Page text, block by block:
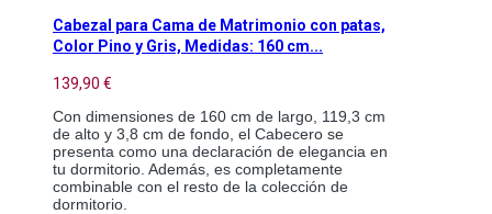
Cabezal para Cama de Matrimonio con patas,
Color Pino y Gris, Medidas: 160 cm...
139,90 €
Con dimensiones de 160 cm de largo, 119,3 cm
de alto y 3,8 cm de fondo, el Cabecero se
presenta como una declaración de elegancia en
tu dormitorio. Además, es completamente
combinable con el resto de la colección de
dormitorio.